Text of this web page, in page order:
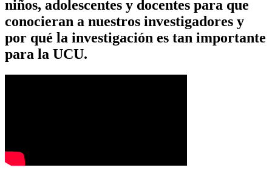
niños, adolescentes y docentes para que
conocieran a nuestros investigadores y
por qué la investigación es tan importante
para la UCU.